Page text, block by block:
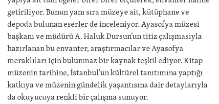
getiriliyor. Bunun yanı sıra müzeye ait, kütüphane ve
depoda bulunan eserler de inceleniyor. Ayasofya müzesi
başkanı ve müdürü A. Haluk Dursun’un titiz çalışmasıyla
hazırlanan bu envanter, araştırmacılar ve Ayasofya
meraklıları için bulunmaz bir kaynak teşkil ediyor. Kitap
müzenin tarihine, İstanbul’un kültürel tanıtımına yaptığı
katkıya ve müzenin gündelik yaşantısına dair detaylarıyla
da okuyucuya renkli bir çalışma sunuyor.